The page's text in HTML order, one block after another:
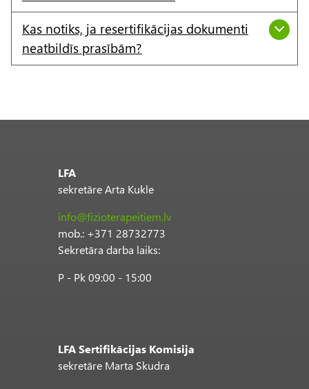
Kas notiks, ja resertifikācijas dokumenti
neatbildīs prasībām?
LFA
sekretāre Arta Kukle
info@fizioterapeitiem.lv
mob.: +371 28732773
Sekretāra darba laiks:
P - Pk 09:00 - 15:00
LFA Sertifikācijas Komisija
sekretāre Marta Skudra